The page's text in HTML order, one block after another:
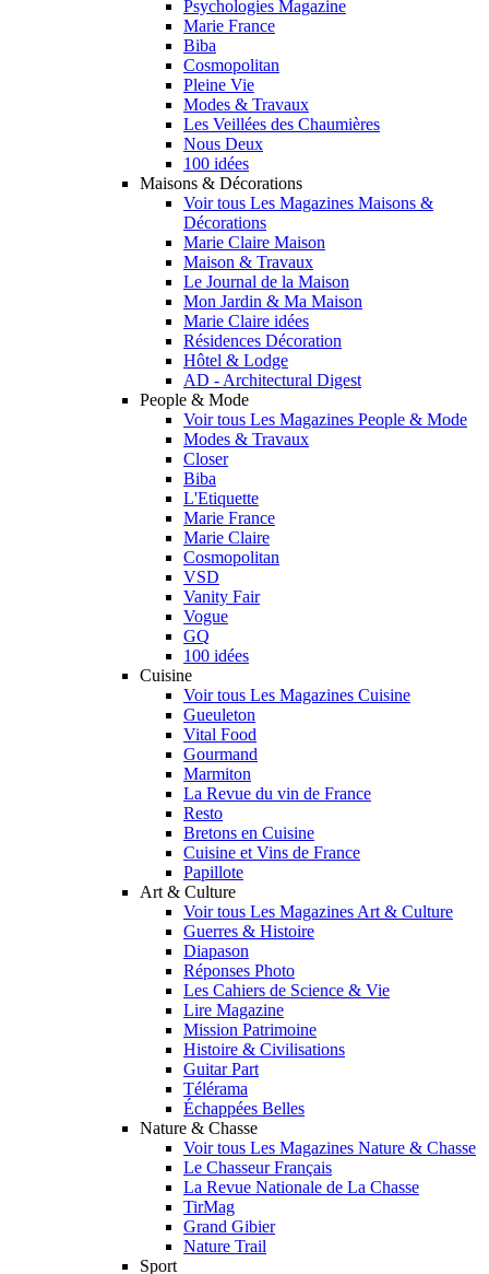
Psychologies Magazine
Marie France
Biba
Cosmopolitan
Pleine Vie
Modes & Travaux
Les Veillées des Chaumières
Nous Deux
100 idées
Maisons & Décorations
Voir tous Les Magazines Maisons &
Décorations
Marie Claire Maison
Maison & Travaux
Le Journal de la Maison
Mon Jardin & Ma Maison
Marie Claire idées
Résidences Décoration
Hôtel & Lodge
AD - Architectural Digest
People & Mode
Voir tous Les Magazines People & Mode
Modes & Travaux
Closer
Biba
L'Etiquette
Marie France
Marie Claire
Cosmopolitan
VSD
Vanity Fair
Vogue
GQ
100 idées
Cuisine
Voir tous Les Magazines Cuisine
Gueuleton
Vital Food
Gourmand
Marmiton
La Revue du vin de France
Resto
Bretons en Cuisine
Cuisine et Vins de France
Papillote
Art & Culture
Voir tous Les Magazines Art & Culture
Guerres & Histoire
Diapason
Réponses Photo
Les Cahiers de Science & Vie
Lire Magazine
Mission Patrimoine
Histoire & Civilisations
Guitar Part
Télérama
Échappées Belles
Nature & Chasse
Voir tous Les Magazines Nature & Chasse
Le Chasseur Français
La Revue Nationale de La Chasse
TirMag
Grand Gibier
Nature Trail
Sport